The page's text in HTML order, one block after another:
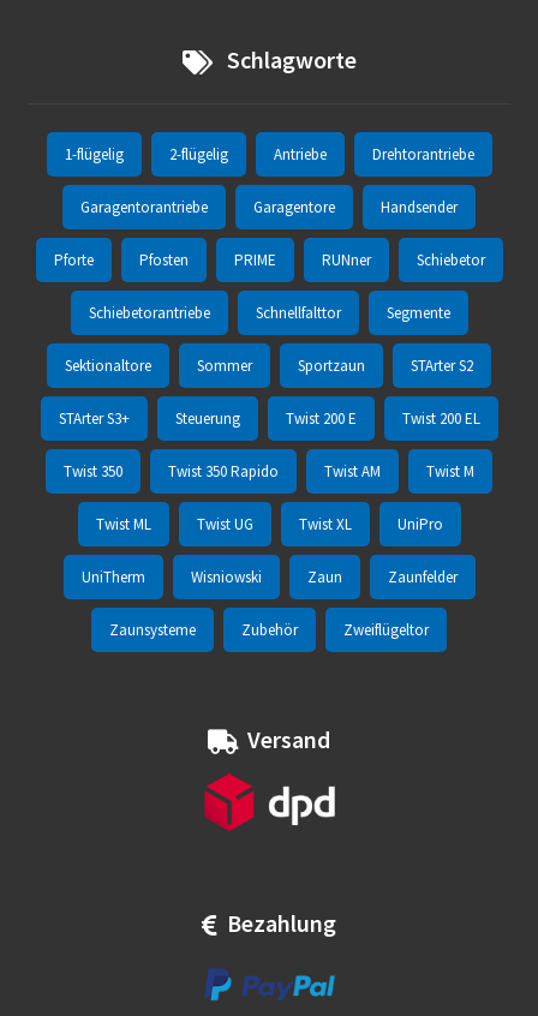
Schlagworte
1-flügelig 2-flügelig Antriebe Drehtorantriebe
Garagentorantriebe Garagentore Handsender
Pforte Pfosten PRIME RUNner Schiebetor
Schiebetorantriebe Schnellfalttor Segmente
Sektionaltore Sommer Sportzaun STArter S2
STArter S3+ Steuerung Twist 200 E Twist 200 EL
Twist 350 Twist 350 Rapido Twist AM Twist M
Twist ML Twist UG Twist XL UniPro
UniTherm Wisniowski Zaun Zaunfelder
Zaunsysteme Zubehör Zweiflügeltor
Versand
Bezahlung